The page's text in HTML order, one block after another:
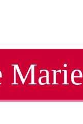
Marie